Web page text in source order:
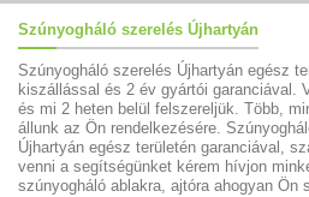
Szúnyogháló szerelés Újhartyán
Szúnyogháló szerelés Újhartyán egész
kiszállással és 2 év gyártói garanciával.
és mi 2 heten belül felszereljük. Több,
állunk az Ön rendelkezésére.
Újhartyán egész területén garanciával,
venni a segítségünket kérem hívjon
szúnyogháló ablakra, ajtóra ahogyan Ön